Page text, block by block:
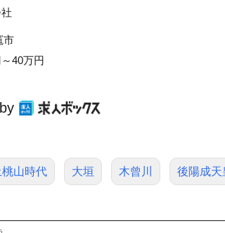
市
40万円
山時代 大垣 木曾川 後陽成天